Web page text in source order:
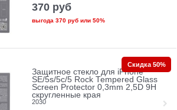
370 руб
выгода 370 рубили 50%
Защитное стекло для iPhone
SE/5s/5с/5 Rock Tempered Glass
Screen Protector 0,3mm 2,5D 9H
скругленные края
2030
Скидка 50%